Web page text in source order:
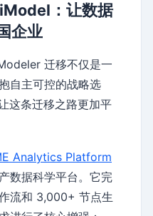
：让数据
企业
迁移不仅是一
自主可控的战略选
这条迁移之路更加平
Analytics Platform
数据科学平台。它完
流和 3,000+ 节点生